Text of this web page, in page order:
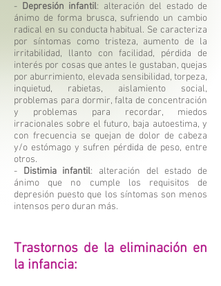
- Depresión infantil: alteración del estado de
ánimo de forma brusca, sufriendo un cambio
radical en su conducta habitual. Se caracteriza
por síntomas como tristeza, aumento de la
irritabilidad, llanto con facilidad, pérdida de
interés por cosas que antes le gustaban, quejas
por aburrimiento, elevada sensibilidad, torpeza,
inquietud, rabietas, aislamiento social,
problemas para dormir, falta de concentración
y problemas para recordar, miedos
irracionales sobre el futuro, baja autoestima, y
con frecuencia se quejan de dolor de cabeza
y/o estómago y sufren pérdida de peso, entre
otros.
- Distimia infantil: alteración del estado de
ánimo que no cumple los requisitos de
depresión puesto que los síntomas son menos
intensos pero duran más.
Trastornos de la eliminación en
la infancia: